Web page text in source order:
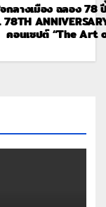
กลางเมือง ฉลอง
78TH
คอนเซปต์ “The Art